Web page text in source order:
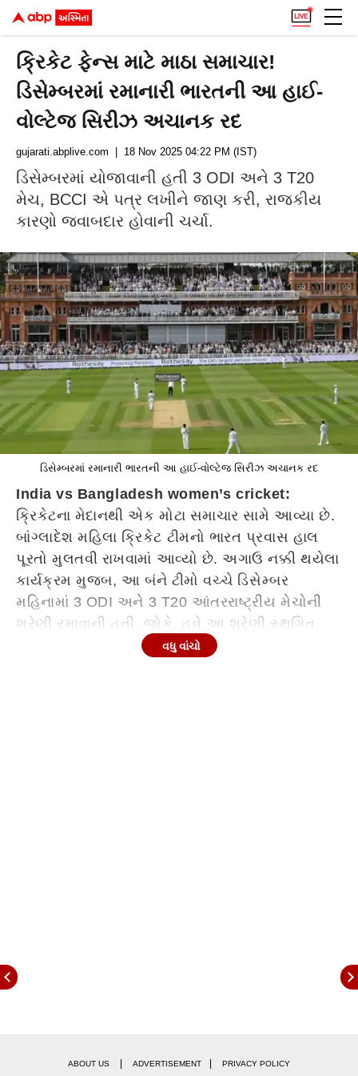
ક્રિકેટ ફેન્સ માટે માઠા સમાચાર!
ડિસેમ્બરમાં રમાનારી ભારતની આ હાઈ-
વોલ્ટેજ સિરીઝ અચાનક રદ
gujarati.abplive.com | 18 Nov 2025 04:22 PM (IST)
ડિસેમ્બરમાં યોજાવાની હતી 3 ODI અને 3 T20
મેચ, BCCI એ પત્ર લખીને જાણ કરી, રાજકીય
કારણો જવાબદાર હોવાની ચર્ચા.
ડિસેમ્બરમાં રમાનારી ભારતની આ હાઈ-વોલ્ટેજ સિરીઝ અચાનક રદ
India vs Bangladesh women’s cricket:
ક્રિકેટના મેદાનથી એક મોટા સમાચાર સામે આવ્યા છે.
બાંગ્લાદેશ મહિલા ક્રિકેટ ટીમનો ભારત પ્રવાસ હાલ
પૂરતો મુલતવી રાખવામાં આવ્યો છે. અગાઉ નક્કી થયેલા
કાર્યક્રમ મુજબ, આ બંને ટીમો વચ્ચે ડિસેમ્બર
મહિનામાં 3 ODI અને 3 T20 આંતરરાષ્ટ્રીય મેચોની
શ્રેણી રમાવાની હતી. જોકે, હવે આ શ્રેણી સ્થગિત
થતાં ક્રિકેટ ચાહકોએ રાહ જોવી પડશે. મીડિયા
વધુ વાંચો
ABOUT US ADVERTISEMENT PRIVACY POLICY